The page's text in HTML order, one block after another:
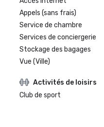
Appels (sans frais)
Service de chambre
Services de conciergerie
Stockage des bagages
Vue (Ville)
Activités de loisirs
Club de sport